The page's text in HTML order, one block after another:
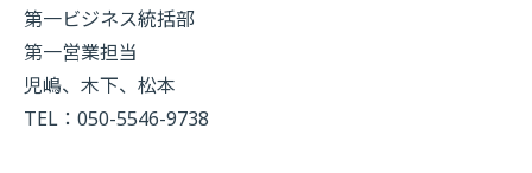
第一ビジネス統括部
第一営業担当
児嶋、木下、松本
TEL：050-5546-9738